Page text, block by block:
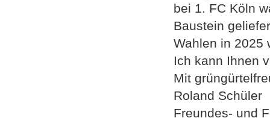
bei 1. FC Köln
Baustein
Wahlen in 2025
Ich kann Ihnen
Mit
Roland Schüler
Freundes- und